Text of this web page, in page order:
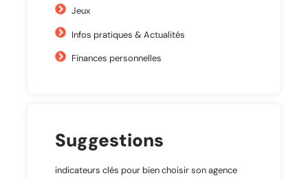
Jeux
Infos pratiques & Actualités
Finances personnelles
Suggestions
indicateurs clés pour bien choisir son agence